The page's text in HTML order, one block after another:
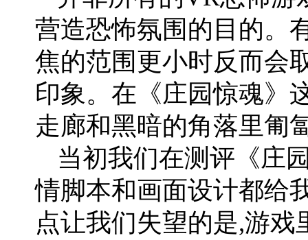
营造恐怖氛围的目的。
焦的范围更小时反而会
印象。在《庄园惊魂》
走廊和黑暗的角落里匍
当初我们在测评《庄
情脚本和画面设计都给
点让我们失望的是,游